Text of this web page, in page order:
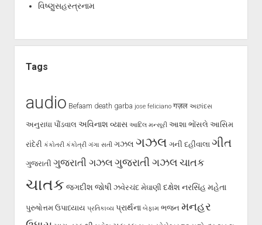
વિષ્ણુસહસ્ત્રનામ
Tags
audio Befaam death garba jose feliciano गज़ल અછાંદસ
અનુરાધા પૌંડવાલ અવિનાશ વ્યાસ આદિલ મન્સૂરી આશા ભોંસલે આસિમ
રાંદેરી કંકોતરી કંકોત્રી ગંગા સતી ગઝલ ગઝલ ગની દહીંવાલા ગીત
ગુજરાતી ગુજરાતી ગઝલ ગુજરાતી ગઝલ ચાતક
ચાતક જગદીશ જોષી ઝવેરચંદ મેઘાણી દક્ષેશ નરસિંહ મહેતા
પુરુષોત્તમ ઉપાધ્યાય પ્રતિકાવ્ય પ્રાર્થના બેફામ ભજન મનહર